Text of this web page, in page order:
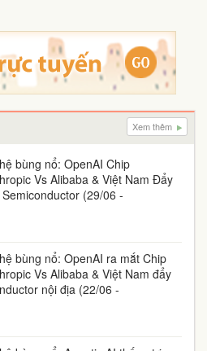
Xem thêm
bùng nổ: OpenAI Chip
Vs Alibaba & Việt Nam Đẩy
(29/06 -
bùng nổ: OpenAI ra mắt Chip
Vs Alibaba & Việt Nam đẩy
nội địa (22/06 -